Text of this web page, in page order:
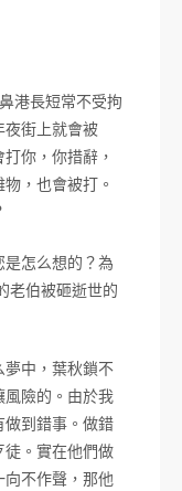
港長短常不受拘
夜街上就會被
你，你措辭，
，也會被打。
怎么想的？為
老伯被砸逝世的
夢中，葉秋鎖不
風險的。由於我
做到錯事。做錯
徒。實在他們做
不作聲，那他